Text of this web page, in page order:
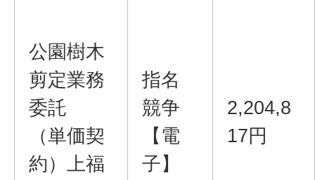
公園樹木
剪定業務
委託
（単価契
約）上福
指名
競争
【電
子】
2,204,8
17円